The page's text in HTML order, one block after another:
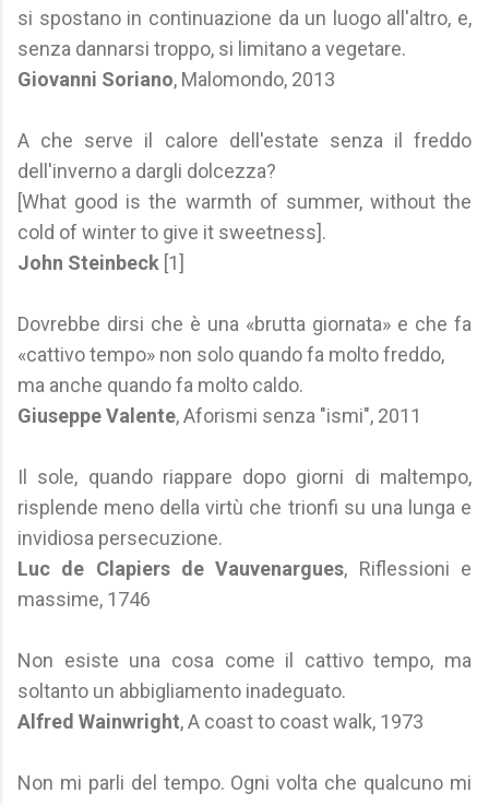
si spostano in continuazione da un luogo all'altro, e,
senza dannarsi troppo, si limitano a vegetare.
Giovanni Soriano, Malomondo, 2013
A che serve il calore dell'estate senza il freddo
dell'inverno a dargli dolcezza?
[What good is the warmth of summer, without the
cold of winter to give it sweetness].
John Steinbeck [1]
Dovrebbe dirsi che è una «brutta giornata» e che fa
«cattivo tempo» non solo quando fa molto freddo,
ma anche quando fa molto caldo.
Giuseppe Valente, Aforismi senza "ismi", 2011
Il sole, quando riappare dopo giorni di maltempo,
risplende meno della virtù che trionfi su una lunga e
invidiosa persecuzione.
Luc de Clapiers de Vauvenargues, Riflessioni e
massime, 1746
Non esiste una cosa come il cattivo tempo, ma
soltanto un abbigliamento inadeguato.
Alfred Wainwright, A coast to coast walk, 1973
Non mi parli del tempo. Ogni volta che qualcuno mi